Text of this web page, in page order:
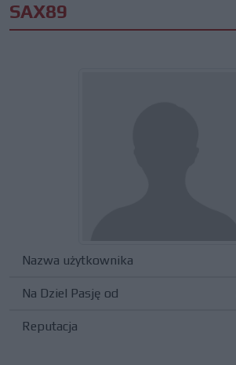
SAX89
Nazwa użytkownika
Na Dziel Pasję od
Reputacja